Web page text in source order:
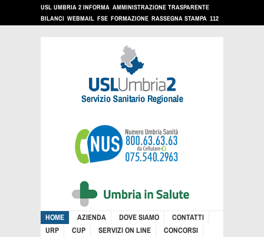
USL UMBRIA 2 INFORMA AMMINISTRAZIONE TRASPARENTE
BILANCI WEBMAIL FSE FORMAZIONE RASSEGNA STAMPA 112
HOME AZIENDA DOVE SIAMO
CONTATTI
URP
CUP SERVIZI ON LINE
CONCORSI